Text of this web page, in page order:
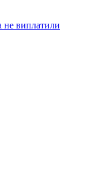
не виплатили